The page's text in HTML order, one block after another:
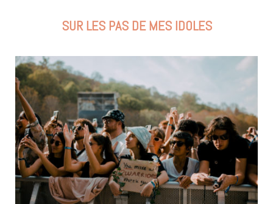
SUR LES PAS DE MES IDOLES